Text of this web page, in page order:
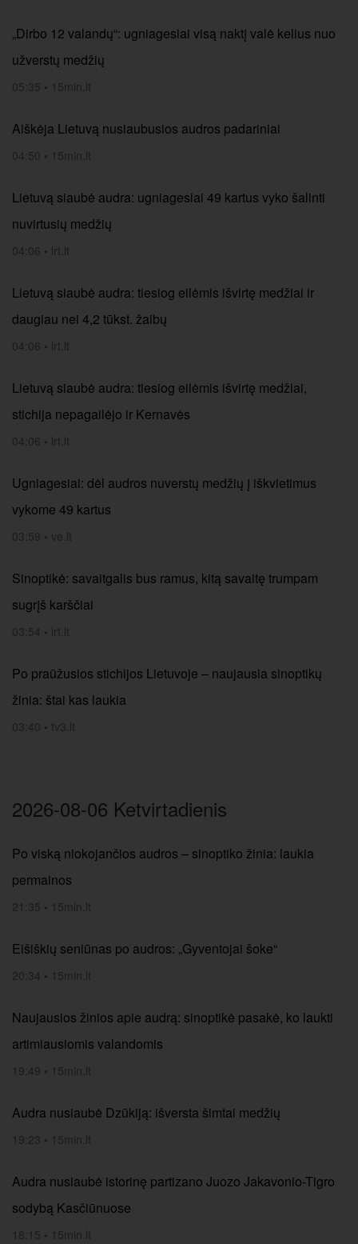
„Dirbo 12 valandų“: ugniagesiai visą naktį valė kelius nuo
užverstų medžių
05:35 • 15min.lt
Aiškėja Lietuvą nusiaubusios audros padariniai
04:50 • 15min.lt
Lietuvą siaubė audra: ugniagesiai 49 kartus vyko šalinti
nuvirtusių medžių
04:06 • lrt.lt
Lietuvą siaubė audra: tiesiog eilėmis išvirtę medžiai ir
daugiau nei 4,2 tūkst. žaibų
04:06 • lrt.lt
Lietuvą siaubė audra: tiesiog eilėmis išvirtę medžiai,
stichija nepagailėjo ir Kernavės
04:06 • lrt.lt
Ugniagesiai: dėl audros nuverstų medžių į iškvietimus
vykome 49 kartus
03:59 • ve.lt
Sinoptikė: savaitgalis bus ramus, kitą savaitę trumpam
sugrįš karščiai
03:54 • lrt.lt
Po praūžusios stichijos Lietuvoje – naujausia sinoptikų
žinia: štai kas laukia
03:40 • tv3.lt
2026-08-06 Ketvirtadienis
Po viską niokojančios audros – sinoptiko žinia: laukia
permainos
21:35 • 15min.lt
Eišiškių seniūnas po audros: „Gyventojai šoke“
20:34 • 15min.lt
Naujausios žinios apie audrą: sinoptikė pasakė, ko laukti
artimiausiomis valandomis
19:49 • 15min.lt
Audra nusiaubė Dzūkiją: išversta šimtai medžių
19:23 • 15min.lt
Audra nusiaubė istorinę partizano Juozo Jakavonio-Tigro
sodybą Kasčiūnuose
18:15 • 15min.lt